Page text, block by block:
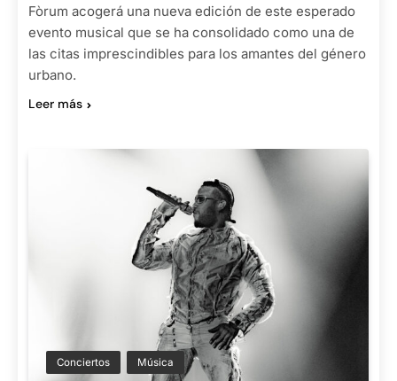
Fòrum acogerá una nueva edición de este esperado
evento musical que se ha consolidado como una de
las citas imprescindibles para los amantes del género
urbano.
Leer más
Conciertos Música